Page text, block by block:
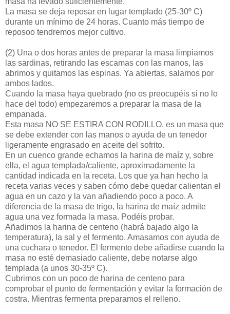
La masa se deja reposar en lugar templado (25-30º C)
durante un mínimo de 24 horas. Cuanto más tiempo de
reposoo tendremos mejor cultivo.
(2) Una o dos horas antes de preparar la masa limpiamos
las sardinas, retirando las escamas con las manos, las
abrimos y quitamos las espinas. Ya abiertas, salamos por
ambos lados.
Cuando la masa haya quebrado (no os preocupéis si no lo
hace del todo) empezaremos a preparar la masa de la
empanada.
Esta masa NO SE ESTIRA CON RODILLO, es un masa que
se debe extender con las manos o ayuda de un tenedor
ligeramente engrasado en aceite del sofrito.
En un cuenco grande echamos la harina de maíz y, sobre
ella, el agua templada/caliente, aproximadamente la
cantidad indicada en la receta. Los que ya han hecho la
receta varias veces y saben cómo debe quedar calientan el
agua en un cazo y la van añadiendo poco a poco. A
diferencia de la masa de trigo, la harina de maíz admite
agua una vez formada la masa. Podéis probar.
Añadimos la harina de centeno (habrá bajado algo la
temperatura), la sal y el fermento. Amasamos con ayuda de
una cuchara o tenedor. El fermento debe añadirse cuando la
masa no esté demasiado caliente, debe notarse algo
templada (a unos 30-35º C).
Cubrimos con un poco de harina de centeno para
comprobar el punto de fermentación y evitar la formación de
costra. Mientras fermenta preparamos el relleno.